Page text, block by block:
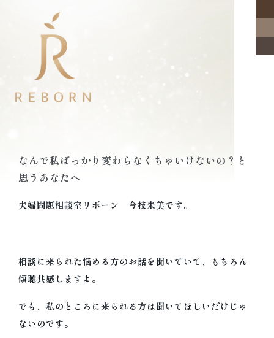
なんで私ばっかり変わらなくちゃいけないの？と
思うあなたへ
名古屋 夫婦問題・離婚問題相談室・夫
婦カウンセリング リボーン
夫婦問題相談室リボーン 今枝朱美です。
相談に来られた悩める方のお話を聞いていて、もちろん
傾聴共感しますよ。
でも、私のところに来られる方は聞いてほしいだけじゃ
ないのです。